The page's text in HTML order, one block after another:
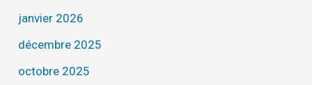
janvier 2026
décembre 2025
octobre 2025